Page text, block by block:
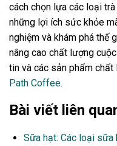
cách chọn lựa các loại
những lợi ích sức khỏe
nghiệm và khám phá thế
nâng cao chất lượng
tin và các sản phẩm
Path Coffee.
Bài viết liên
Sữa hạt: Các loại sữa